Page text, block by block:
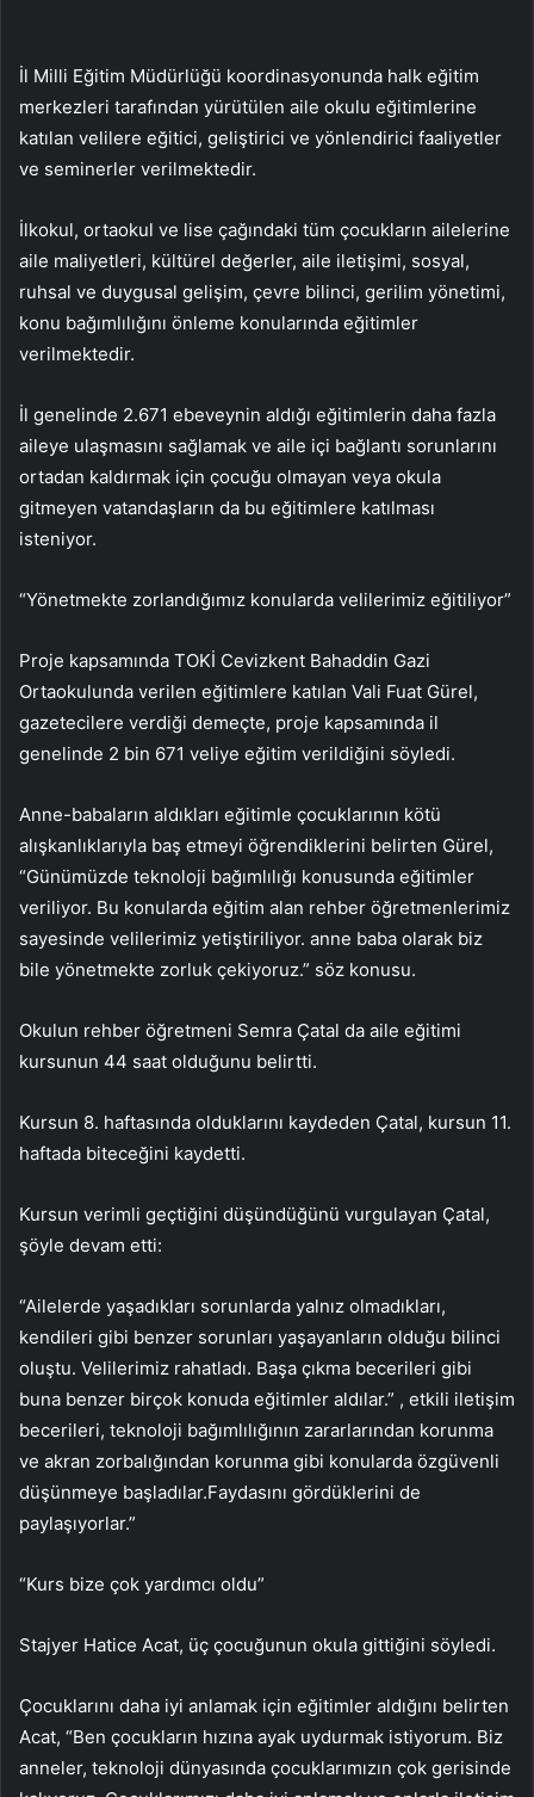
İl Milli Eğitim Müdürlüğü koordinasyonunda halk eğitim
merkezleri tarafından yürütülen aile okulu eğitimlerine
katılan velilere eğitici, geliştirici ve yönlendirici faaliyetler
ve seminerler verilmektedir.
İlkokul, ortaokul ve lise çağındaki tüm çocukların ailelerine
aile maliyetleri, kültürel değerler, aile iletişimi, sosyal,
ruhsal ve duygusal gelişim, çevre bilinci, gerilim yönetimi,
konu bağımlılığını önleme konularında eğitimler
verilmektedir.
İl genelinde 2.671 ebeveynin aldığı eğitimlerin daha fazla
aileye ulaşmasını sağlamak ve aile içi bağlantı sorunlarını
ortadan kaldırmak için çocuğu olmayan veya okula
gitmeyen vatandaşların da bu eğitimlere katılması
isteniyor.
“Yönetmekte zorlandığımız konularda velilerimiz eğitiliyor”
Proje kapsamında TOKİ Cevizkent Bahaddin Gazi
Ortaokulunda verilen eğitimlere katılan Vali Fuat Gürel,
gazetecilere verdiği demeçte, proje kapsamında il
genelinde 2 bin 671 veliye eğitim verildiğini söyledi.
Anne-babaların aldıkları eğitimle çocuklarının kötü
alışkanlıklarıyla baş etmeyi öğrendiklerini belirten Gürel,
“Günümüzde teknoloji bağımlılığı konusunda eğitimler
veriliyor. Bu konularda eğitim alan rehber öğretmenlerimiz
sayesinde velilerimiz yetiştiriliyor. anne baba olarak biz
bile yönetmekte zorluk çekiyoruz.” söz konusu.
Okulun rehber öğretmeni Semra Çatal da aile eğitimi
kursunun 44 saat olduğunu belirtti.
Kursun 8. haftasında olduklarını kaydeden Çatal, kursun 11.
haftada biteceğini kaydetti.
Kursun verimli geçtiğini düşündüğünü vurgulayan Çatal,
şöyle devam etti:
“Ailelerde yaşadıkları sorunlarda yalnız olmadıkları,
kendileri gibi benzer sorunları yaşayanların olduğu bilinci
oluştu. Velilerimiz rahatladı. Başa çıkma becerileri gibi
buna benzer birçok konuda eğitimler aldılar.” , etkili iletişim
becerileri, teknoloji bağımlılığının zararlarından korunma
ve akran zorbalığından korunma gibi konularda özgüvenli
düşünmeye başladılar.Faydasını gördüklerini de
paylaşıyorlar.”
“Kurs bize çok yardımcı oldu”
Stajyer Hatice Acat, üç çocuğunun okula gittiğini söyledi.
Çocuklarını daha iyi anlamak için eğitimler aldığını belirten
Acat, “Ben çocukların hızına ayak uydurmak istiyorum. Biz
anneler, teknoloji dünyasında çocuklarımızın çok gerisinde